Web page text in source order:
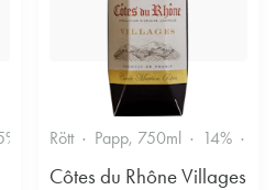
Rött Papp, 750ml 14%
Côtes du Rhône Villages